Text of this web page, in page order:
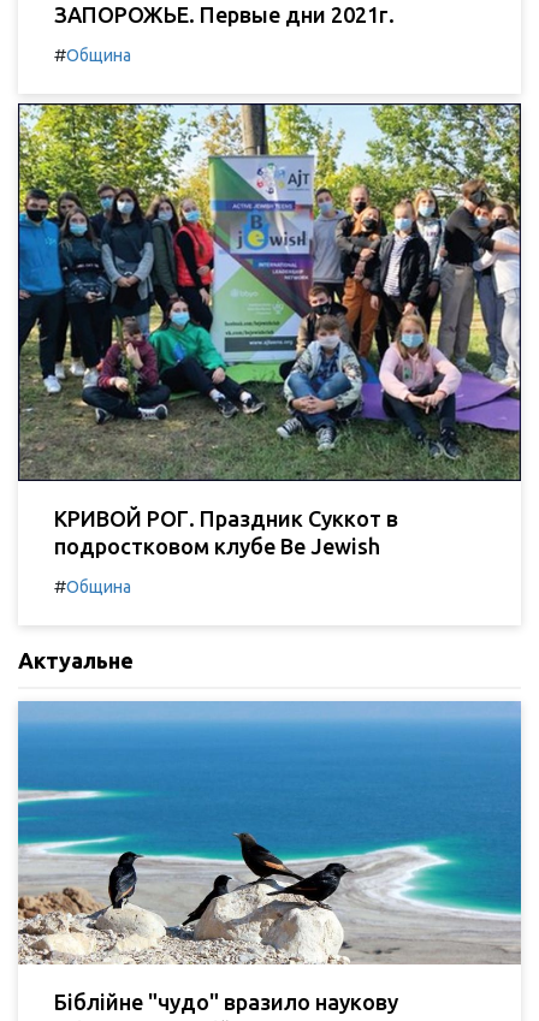
ЗАПОРОЖЬЕ. Первые дни 2021г.
#Община
КРИВОЙ РОГ. Праздник Суккот в
подростковом клубе Be Jewish
#Община
Актуальне
Біблійне "чудо" вразило наукову